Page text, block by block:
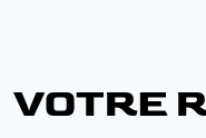
VOTRE